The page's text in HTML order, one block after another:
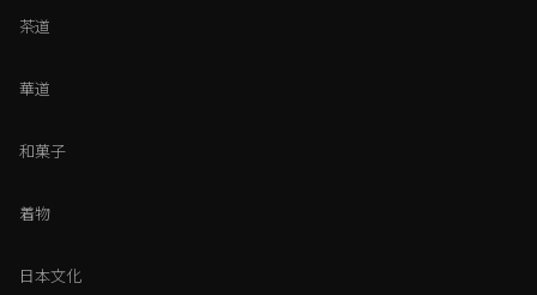
茶道
華道
和菓子
着物
日本文化